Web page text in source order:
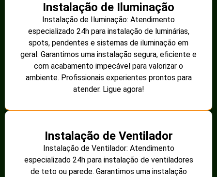
Instalação de Iluminação
Instalação de Iluminação: Atendimento
especializado 24h para instalação de luminárias,
spots, pendentes e sistemas de iluminação em
geral. Garantimos uma instalação segura, eficiente e
com acabamento impecável para valorizar o
ambiente. Profissionais experientes prontos para
atender. Ligue agora!
Instalação de Ventilador
Instalação de Ventilador: Atendimento
especializado 24h para instalação de ventiladores
de teto ou parede. Garantimos uma instalação